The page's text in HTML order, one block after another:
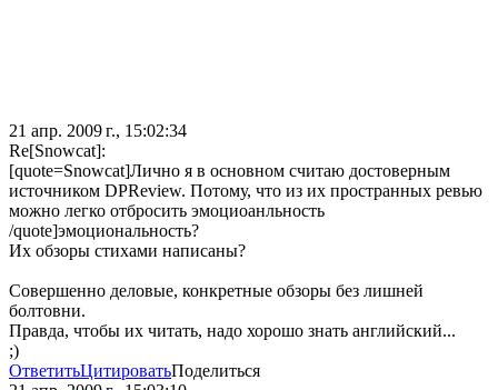
21 апр. 2009 г., 15:02:34
Re[Snowcat]:
[quote=Snowcat]Лично я в основном считаю достоверным
источником DPReview. Потому, что из их пространных ревью
можно легко отбросить эмоциоанльность
/quote]эмоциональность?
Их обзоры стихами написаны?
Совершенно деловые, конкретные обзоры без лишней
болтовни.
Правда, чтобы их читать, надо хорошо знать английский...
;)
ОтветитьЦитироватьПоделиться